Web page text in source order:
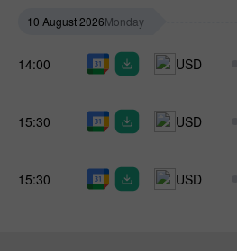
10 August 2026Monday
14:00 USD
15:30 USD
15:30 USD